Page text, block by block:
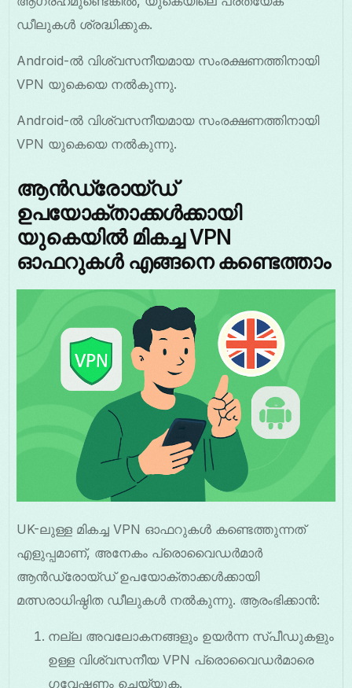
ഡീലുകൾ ശ്രദ്ധിക്കുക.
Android-ൽ വിശ്വസനീയമായ സംരക്ഷണത്തിനായി
VPN യുകെയെ നൽകുന്നു.
Android-ൽ വിശ്വസനീയമായ സംരക്ഷണത്തിനായി
VPN യുകെയെ നൽകുന്നു.
ആൻഡ്രോയ്ഡ്
ഉപയോക്താക്കൾക്കായി
യുകെയിൽ മികച്ച VPN
ഓഫറുകൾ എങ്ങനെ കണ്ടെത്താം
UK-ലുള്ള മികച്ച VPN ഓഫറുകൾ കണ്ടെത്തുന്നത്
എളുപ്പമാണ്, അനേകം പ്രൊവൈഡർമാർ
ആൻഡ്രോയ്ഡ് ഉപയോക്താക്കൾക്കായി
മത്സരാധിഷ്ഠിത ഡീലുകൾ നൽകുന്നു. ആരംഭിക്കാൻ:
നല്ല അവലോകനങ്ങളും ഉയർന്ന സ്പീഡുകളും
ഉള്ള വിശ്വസനീയ VPN പ്രൊവൈഡർമാരെ
ഗവേഷണം ചെയ്യുക.